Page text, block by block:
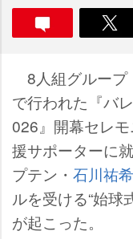
8人組グループ
で行われた『バ
026』開幕セレ
援サポーターに
プテン・ 石川祐希
ルを受ける“始球
が起こった。